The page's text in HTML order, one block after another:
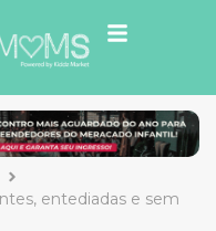
entediadas e sem